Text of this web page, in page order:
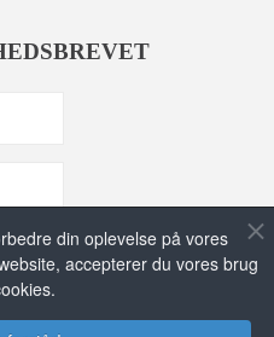
din oplevelse på vores
accepterer du vores brug